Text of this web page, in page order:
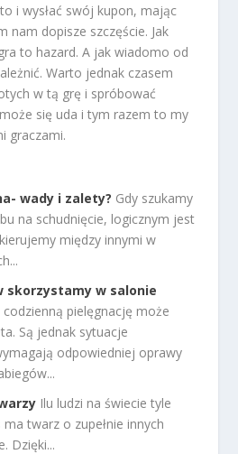
i wysłać swój kupon, mając
nam dopisze szczęście. Jak
to hazard. A jak wiadomo od
Warto jednak czasem
w tą grę i spróbować
się uda i tym razem to my
graczami.
wady i zalety? Gdy szukamy
na schudnięcie, logicznym jest
między innymi w
skorzystamy w salonie
codzienną pielęgnację może
Są jednak sytuacje
odpowiedniej oprawy
Ilu ludzi na świecie tyle
twarz o zupełnie innych
Dzięki...